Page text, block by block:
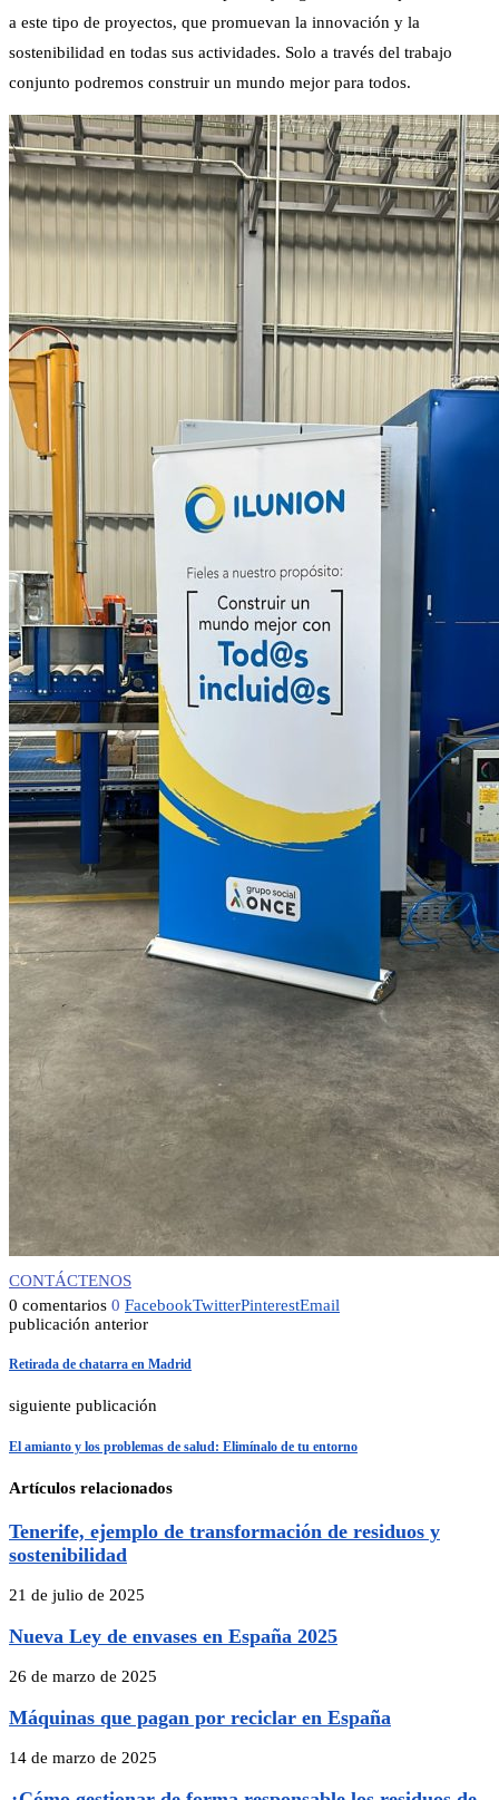
a este tipo de proyectos, que promuevan la innovación y la
sostenibilidad en todas sus actividades. Solo a través del trabajo
conjunto podremos construir un mundo mejor para todos.
CONTÁCTENOS
0 comentarios 0 FacebookTwitterPinterestEmail
publicación anterior
Retirada de chatarra en Madrid
siguiente publicación
El amianto y los problemas de salud: Elimínalo de tu entorno
Artículos relacionados
Tenerife, ejemplo de transformación de residuos y
sostenibilidad
21 de julio de 2025
Nueva Ley de envases en España 2025
26 de marzo de 2025
Máquinas que pagan por reciclar en España
14 de marzo de 2025